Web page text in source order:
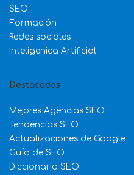
SEO
Formación
Redes sociales
Inteligenica Artificial
Destacados
Mejores Agencias SEO
Tendencias SEO
Actualizaciones de Google
Guía de SEO
Diccionario SEO